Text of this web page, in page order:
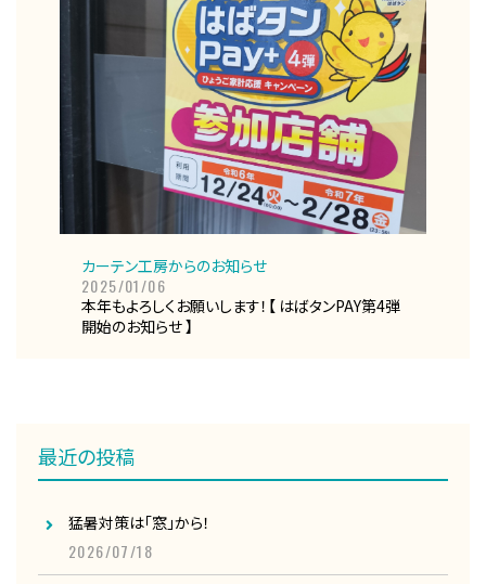
カーテン工房からのお知らせ
2025/01/06
本年もよろしくお願いします！【 はばタンPAY第4弾
開始のお知らせ 】
最近の投稿
猛暑対策は「窓」から！
2026/07/18